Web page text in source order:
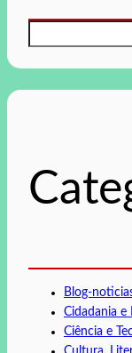
a
Blog-
Cidadania e
Ciência e